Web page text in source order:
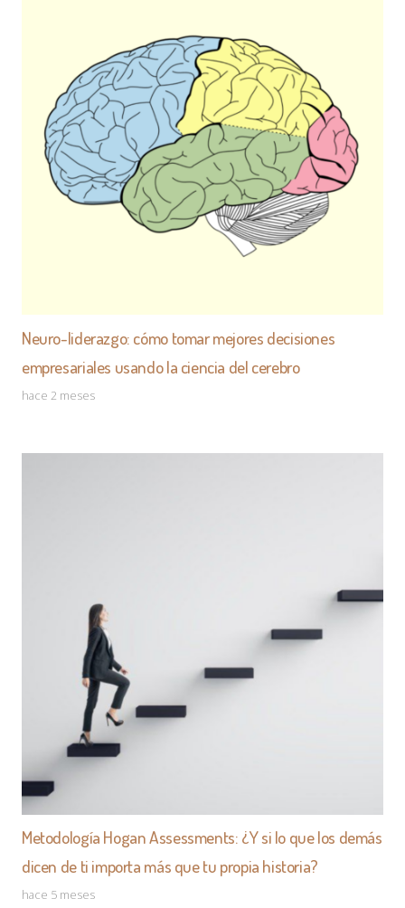
desarrollo perosnal
ETIQUETAS
Neuro-liderazgo: cómo tomar mejores decisiones
empresariales usando la ciencia del cerebro
hace 2 meses
Metodología Hogan Assessments: ¿Y si lo que los demás
dicen de ti importa más que tu propia historia?
hace 5 meses